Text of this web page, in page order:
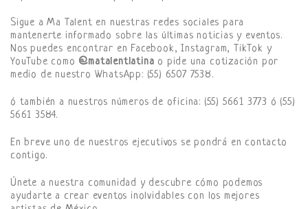
Sigue a Ma Talent en nuestras redes sociales para
mantenerte informado sobre las últimas noticias y eventos.
Nos puedes encontrar en Facebook, Instagram, TikTok y
YouTube como @matalentlatina o pide una cotización por
medio de nuestro WhatsApp: (55) 6507 7538.
ó también a nuestros números de oficina: (55) 5661 3773 ó (55)
5661 3584.
En breve uno de nuestros ejecutivos se pondrá en contacto
contigo.
Únete a nuestra comunidad y descubre cómo podemos
ayudarte a crear eventos inolvidables con los mejores